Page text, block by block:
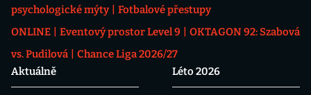
psychologické mýty
Fotbalové přestupy
ONLINE
Eventový prostor Level 9
OKTAGON 92: Szabová
vs. Pudilová
Chance Liga 2026/27
Aktuálně
Léto 2026